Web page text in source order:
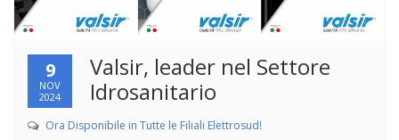
9
NOV
2024
Valsir, leader nel Settore
Idrosanitario
Ora Disponibile in Tutte le Filiali Elettrosud!